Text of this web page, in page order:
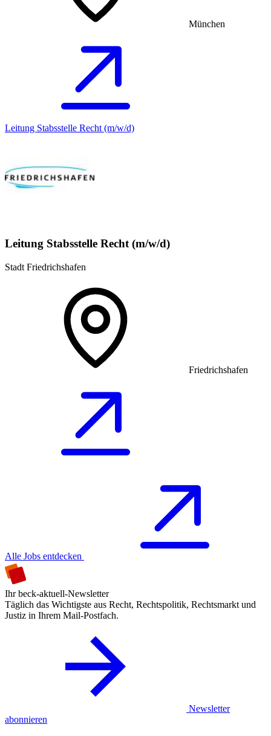
München
Leitung Stabsstelle Recht (m/w/d)
Leitung Stabsstelle Recht (m/w/d)
Stadt Friedrichshafen
Friedrichshafen
Alle Jobs entdecken
Ihr beck-aktuell-Newsletter
Täglich das Wichtigste aus Recht, Rechtspolitik, Rechtsmarkt und
Justiz in Ihrem Mail-Postfach.
Newsletter
abonnieren